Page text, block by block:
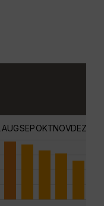
AUGSEPOKTNOVDEZ